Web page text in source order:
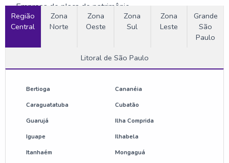
Empresa de placa de patrimônio
Empresa de plaquinha de patrimônio
Empresa de sinalização corporativa
Etiquetas patrimoniais alumínio
Fornecedor de adesivo resinados
Região
Central
Zona
Norte
Zona
Oeste
Zona
Sul
Zona
Leste
Grande
São
Paulo
Litoral de São Paulo
Bertioga Cananéia
Caraguatatuba Cubatão
Guarujá Ilha Comprida
Iguape Ilhabela
Itanhaém Mongaguá